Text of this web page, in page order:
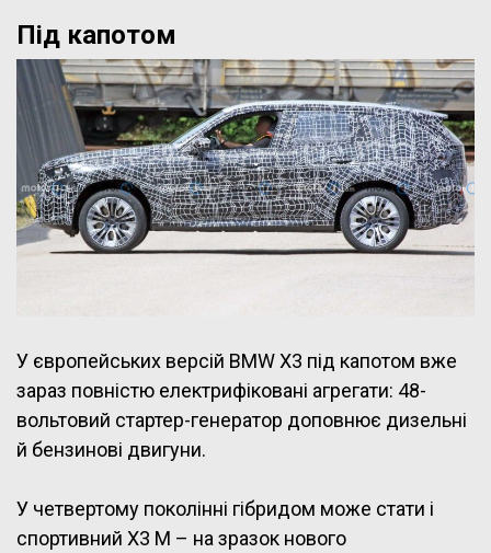
Під капотом
У європейських версій BMW X3 під капотом вже
зараз повністю електрифіковані агрегати: 48-
вольтовий стартер-генератор доповнює дизельні
й бензинові двигуни.
У четвертому поколінні гібридом може стати і
спортивний X3 M – на зразок нового